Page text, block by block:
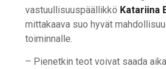
vastuullisuuspäällikkö Katariina
mittakaava suo hyvät
toiminnalle.
– Pienetkin teot voivat saada